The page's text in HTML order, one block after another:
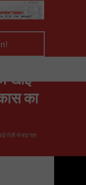
खाई
का
तेज़ी से बढ़ा रहा